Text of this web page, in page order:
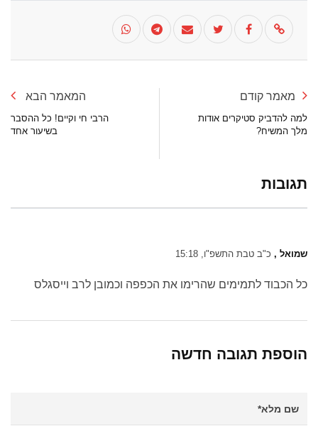
מאמר קודם
למה להדביק סטיקרים אודות
מלך המשיח?
המאמר הבא
הרבי חי וקיים! כל ההסבר
בשיעור אחד
תגובות
שמואל , כ"ב טבת התשפ"ו, 15:18
כל הכבוד לתמימים שהרימו את הכפפה וכמובן לרב וייסגלס
הוספת תגובה חדשה